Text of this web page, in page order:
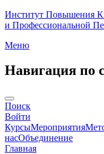
Институт Повышения
и Профессиональной
Меню
Навигация по
Поиск
Войти
КурсыМероприятия
насОбъединение
Главная